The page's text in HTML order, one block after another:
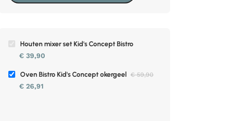
Houten mixer set Kid's Concept Bistro
€ 39,90
Oven Bistro Kid's Concept okergeel €59,90
€ 26,91